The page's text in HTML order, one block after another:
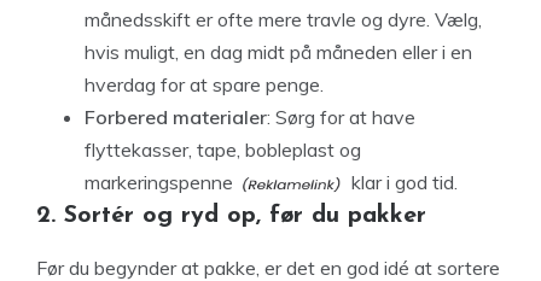
månedsskift er ofte mere travle og dyre. Vælg,
hvis muligt, en dag midt på måneden eller i en
hverdag for at spare penge.
Forbered materialer: Sørg for at have
flyttekasser, tape, bobleplast og
markeringspenne
klar i god tid.
2. Sortér og ryd op, før du pakker
Før du begynder at pakke, er det en god idé at sortere